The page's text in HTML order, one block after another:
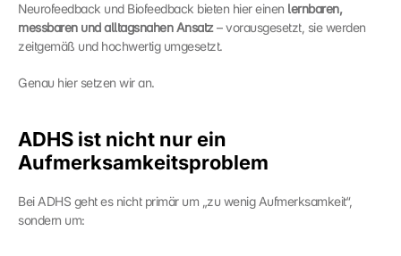
Neurofeedback und Biofeedback bieten hier einen lernbaren,
messbaren und alltagsnahen Ansatz – vorausgesetzt, sie werden
zeitgemäß und hochwertig umgesetzt.
Genau hier setzen wir an.
ADHS ist nicht nur ein
Aufmerksamkeitsproblem
Bei ADHS geht es nicht primär um „zu wenig Aufmerksamkeit“,
sondern um: